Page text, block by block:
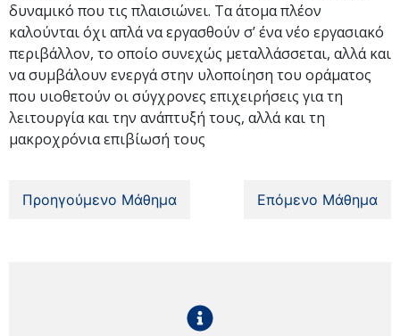
δυναμικό που τις πλαισιώνει. Τα άτομα πλέον
καλούνται όχι απλά να εργασθούν σ’ ένα νέο εργασιακό
περιβάλλον, το οποίο συνεχώς μεταλλάσσεται, αλλά και
να συμβάλουν ενεργά στην υλοποίηση του οράματος
που υιοθετούν οι σύγχρονες επιχειρήσεις για τη
λειτουργία και την ανάπτυξή τους, αλλά και τη
μακροχρόνια επιβίωσή τους
Προηγούμενο Μάθημα Επόμενο Μάθημα